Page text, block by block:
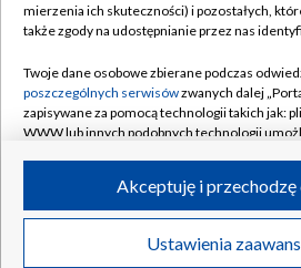
Naziemna Telewizja Cyfrowa
Rada Programowa
System NOS
Informacje o nadawcy
Program dla prasy
Pomoc
Kontakt
Kanały
©2026 Telewizja Polska
mierzenia ich skuteczności) i pozostałych,
także zgody na udostępnianie przez nas
Twoje dane osobowe zbierane podczas
poszczególnych serwisówzwanych dalej
zapisywane za pomocą technologii takich jak:
WWW lub innych podobnych technologii
ruchu w Internecie.
Twoje dane osobowe zbierane podczas
poszczególnych serwisówna Portalu, takie jak
Ustawienia
Akceptuję i przechodzę